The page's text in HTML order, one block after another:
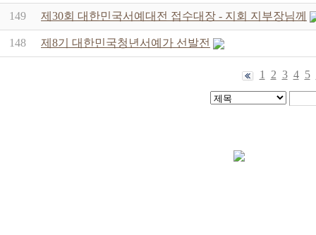
149 제30회 대한민국서예대전 접수대장 - 지회 지부장님께
148 제8기 대한민국청년서예가 선발전
1 2 3 4 5